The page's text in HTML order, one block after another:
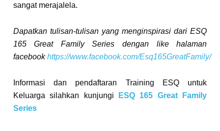
sangat merajalela.
Dapatkan tulisan-tulisan yang menginspirasi dari ESQ
165 Great Family Series dengan like halaman
facebookhttps://www.facebook.com/Esq165GreatFamily/
Informasi dan pendaftaran Training ESQ untuk
Keluarga silahkan kunjungi
ESQ 165 Great Family
Series